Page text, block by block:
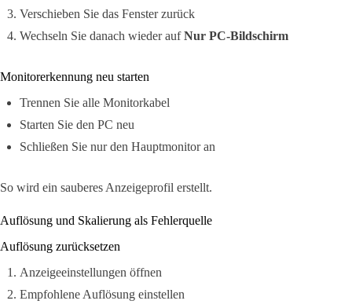
Verschieben Sie das Fenster zurück
Wechseln Sie danach wieder aufNur PC-Bildschirm
Monitorerkennung neu starten
Trennen Sie alle Monitorkabel
Starten Sie den PC neu
Schließen Sie nur den Hauptmonitor an
So wird ein sauberes Anzeigeprofil erstellt.
Auflösung und Skalierung als Fehlerquelle
Auflösung zurücksetzen
Anzeigeeinstellungen öffnen
Empfohlene Auflösung einstellen